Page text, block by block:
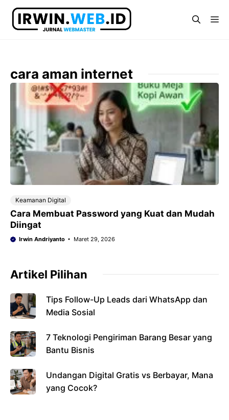
Langsung
cara aman internet
Keamanan Digital
Cara Membuat Password yang Kuat dan Mudah
Diingat
Irwin Andriyanto Maret 29, 2026
Artikel Pilihan
Tips Follow-Up Leads dari WhatsApp dan
Media Sosial
7 Teknologi Pengiriman Barang Besar yang
Bantu Bisnis
Undangan Digital Gratis vs Berbayar, Mana
yang Cocok?